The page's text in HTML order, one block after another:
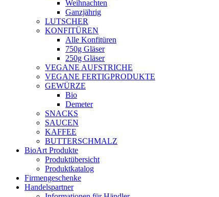
Weihnachten
Ganzjährig
LUTSCHER
KONFITÜREN
Alle Konfitüren
750g Gläser
250g Gläser
VEGANE AUFSTRICHE
VEGANE FERTIGPRODUKTE
GEWÜRZE
Bio
Demeter
SNACKS
SAUCEN
KAFFEE
BUTTERSCHMALZ
BioArt Produkte
Produktübersicht
Produktkatalog
Firmengeschenke
Handelspartner